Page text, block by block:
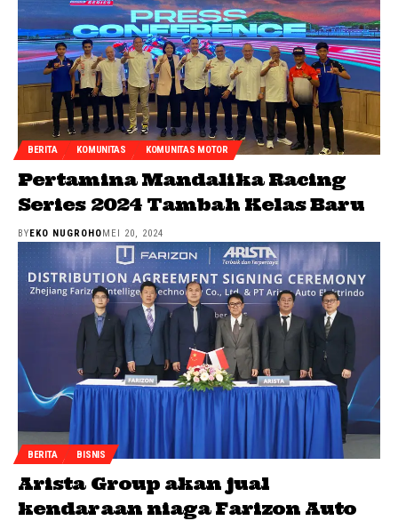
BERITA KOMUNITAS KOMUNITAS MOTOR
Pertamina Mandalika Racing
Series 2024 Tambah Kelas Baru
BYEKO NUGROHOMEI 20, 2024
BERITA BISNIS
Arista Group akan jual
kendaraan niaga Farizon Auto